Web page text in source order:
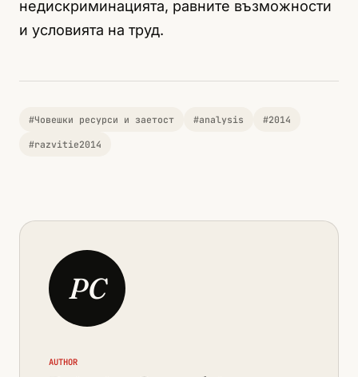
недискриминацията, равните възможности
и условията на труд.
#Човешки ресурси и заетост #analysis #2014
#razvitie2014
PC
AUTHOR